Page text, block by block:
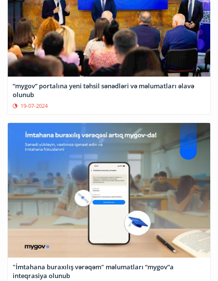
“mygov” portalına yeni təhsil sənədləri və məlumatları əlavə
olunub
19-07-2024
"İmtahana buraxılış vərəqəm" məlumatları “mygov”a
inteqrasiya olunub